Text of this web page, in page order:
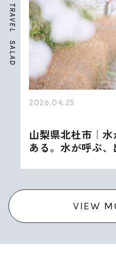
T
R
A
V
E
L
S
A
L
A
D
2026.04.25
山梨県北杜市｜
ある。水が呼ぶ、
VIEW